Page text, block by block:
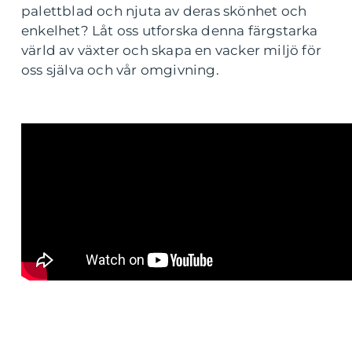
palettblad och njuta av deras skönhet och
enkelhet? Låt oss utforska denna färgstarka
värld av växter och skapa en vacker miljö för
oss själva och vår omgivning.